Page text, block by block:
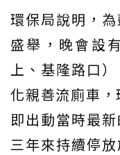
環保局說明，
盛舉，晚會設
上、基隆路口
化親善流廁車，
即出動當時最
三年來持續停